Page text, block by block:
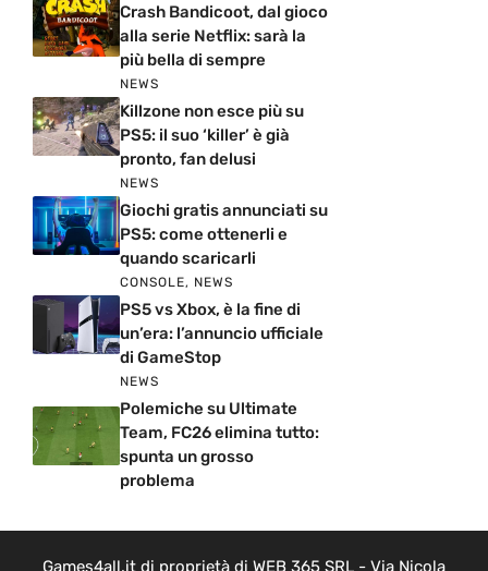
Crash Bandicoot, dal gioco
alla serie Netflix: sarà la
più bella di sempre
NEWS
Killzone non esce più su
PS5: il suo ‘killer’ è già
pronto, fan delusi
NEWS
Giochi gratis annunciati su
PS5: come ottenerli e
quando scaricarli
CONSOLE, NEWS
PS5 vs Xbox, è la fine di
un’era: l’annuncio ufficiale
di GameStop
NEWS
Polemiche su Ultimate
Team, FC26 elimina tutto:
spunta un grosso
problema
Games4all.it di proprietà di WEB 365 SRL - Via Nicola